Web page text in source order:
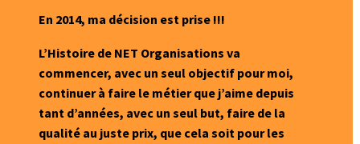
En 2014, ma décision est prise !!!
L’Histoire de NET Organisations va
commencer, avec un seul objectif pour moi,
continuer à faire le métier que j’aime depuis
tant d’années, avec un seul but, faire de la
qualité au juste prix, que cela soit pour les